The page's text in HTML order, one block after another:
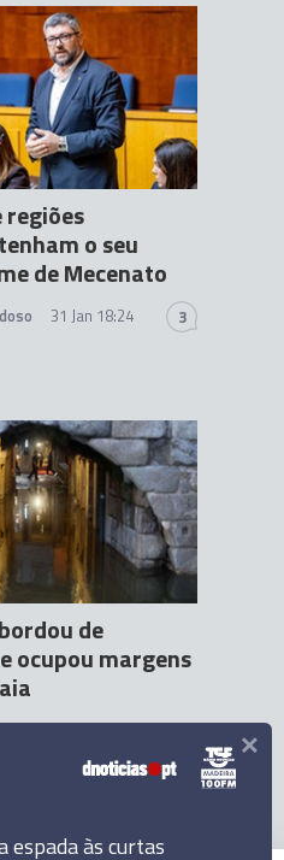
regiões
o seu
de Mecenato
31 Jan 18:24 3
de
ocupou margens
07:45
espada às curtas
×